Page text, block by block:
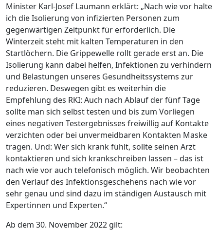
Minister Karl-Josef Laumann erklärt: „Nach wie vor halte
ich die Isolierung von infizierten Personen zum
gegenwärtigen Zeitpunkt für erforderlich. Die
Winterzeit steht mit kalten Temperaturen in den
Startlöchern. Die Grippewelle rollt gerade erst an. Die
Isolierung kann dabei helfen, Infektionen zu verhindern
und Belastungen unseres Gesundheitssystems zur
reduzieren. Deswegen gibt es weiterhin die
Empfehlung des RKI: Auch nach Ablauf der fünf Tage
sollte man sich selbst testen und bis zum Vorliegen
eines negativen Testergebnisses freiwillig auf Kontakte
verzichten oder bei unvermeidbaren Kontakten Maske
tragen. Und: Wer sich krank fühlt, sollte seinen Arzt
kontaktieren und sich krankschreiben lassen – das ist
nach wie vor auch telefonisch möglich. Wir beobachten
den Verlauf des Infektionsgeschehens nach wie vor
sehr genau und sind dazu im ständigen Austausch mit
Expertinnen und Experten.“
Ab dem 30. November 2022 gilt: